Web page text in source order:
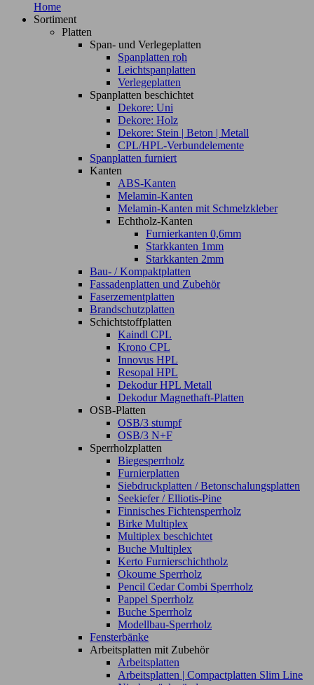
Home
Sortiment
Platten
Span- und Verlegeplatten
Spanplatten roh
Leichtspanplatten
Verlegeplatten
Spanplatten beschichtet
Dekore: Uni
Dekore: Holz
Dekore: Stein | Beton | Metall
CPL/HPL-Verbundelemente
Spanplatten furniert
Kanten
ABS-Kanten
Melamin-Kanten
Melamin-Kanten mit Schmelzkleber
Echtholz-Kanten
Furnierkanten 0,6mm
Starkkanten 1mm
Starkkanten 2mm
Bau- / Kompaktplatten
Fassadenplatten und Zubehör
Faserzementplatten
Brandschutzplatten
Schichtstoffplatten
Kaindl CPL
Krono CPL
Innovus HPL
Resopal HPL
Dekodur HPL Metall
Dekodur Magnethaft-Platten
OSB-Platten
OSB/3 stumpf
OSB/3 N+F
Sperrholzplatten
Biegesperrholz
Furnierplatten
Siebdruckplatten / Betonschalungsplatten
Seekiefer / Elliotis-Pine
Finnisches Fichtensperrholz
Birke Multiplex
Multiplex beschichtet
Buche Multiplex
Kerto Furnierschichtholz
Okoume Sperrholz
Pencil Cedar Combi Sperrholz
Pappel Sperrholz
Buche Sperrholz
Modellbau-Sperrholz
Fensterbänke
Arbeitsplatten mit Zubehör
Arbeitsplatten
Arbeitsplatten | Compactplatten Slim Line